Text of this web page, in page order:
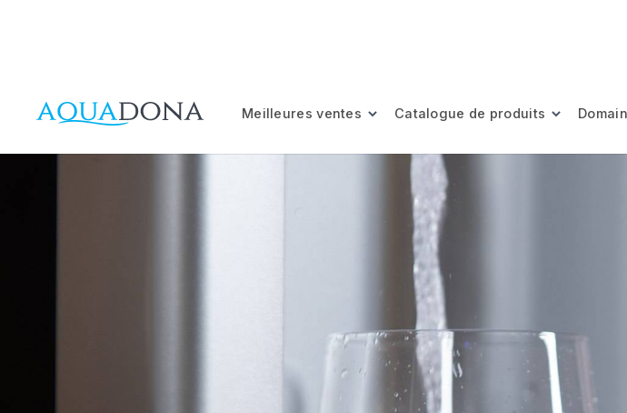
Meilleures ventes Catalogue de produits